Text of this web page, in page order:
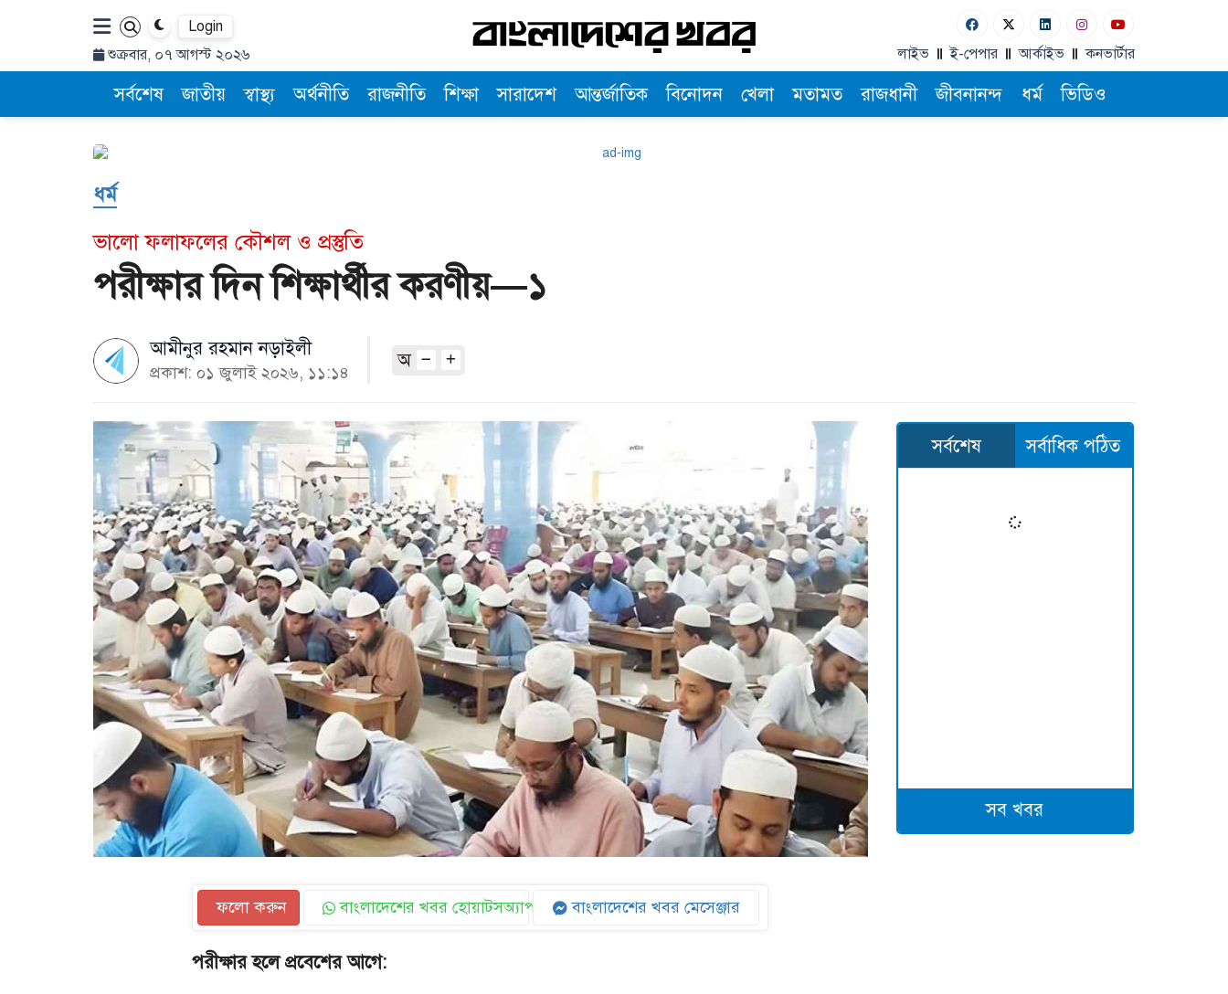
Login
শুক্রবার, ০৭ আগস্ট ২০২৬
লাইভ ই-পেপার আর্কাইভ কনভার্টার
সর্বশেষ জাতীয় স্বাস্থ্য অর্থনীতি রাজনীতি শিক্ষা সারাদেশ আন্তর্জাতিক বিনোদন খেলা মতামত রাজধানী জীবনানন্দ ধর্ম ভিডিও
ধর্ম
ভালো ফলাফলের কৌশল ও প্রস্তুতি
পরীক্ষার দিন শিক্ষার্থীর করণীয়—১
আমীনুর রহমান নড়াইলী
প্রকাশ: ০১ জুলাই ২০২৬, ১১:১৪
অ
ফলো করুন বাংলাদেশের খবর হোয়াটসঅ্যাপ বাংলাদেশের খবর মেসেঞ্জার
পরীক্ষার হলে প্রবেশের আগে:
সর্বশেষ সর্বাধিক পঠিত
সব খবর